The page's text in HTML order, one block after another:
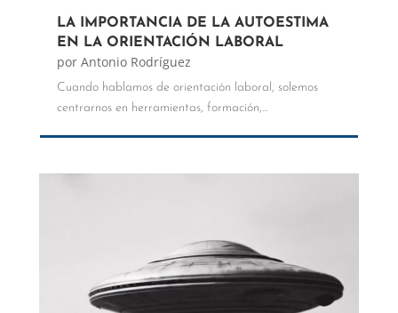
LA IMPORTANCIA DE LA AUTOESTIMA
EN LA ORIENTACIÓN LABORAL
por Antonio Rodríguez
Cuando hablamos de orientación laboral, solemos
centrarnos en herramientas, formación,...